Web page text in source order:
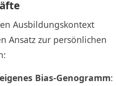
Ausbildungskontext
Ansatz zur persönlichen
Bias-Genogramm: